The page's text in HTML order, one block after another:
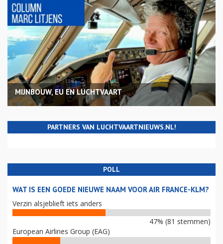
MIJNBOUW, EU EN LUCHTVAART
PARTNERS VAN LUCHTVAARTNIEUWS.NL!
POLL
WAT IS EEN GOEDE NIEUWE NAAM VOOR AIR FRANCE-KLM?
Verzin alsjeblieft iets anders
47% (81 stemmen)
European Airlines Group (EAG)